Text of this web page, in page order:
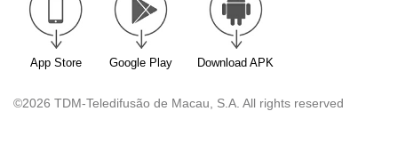
App Store Google Play Download APK
©2026 TDM-Teledifusão de Macau, S.A. All rights reserved